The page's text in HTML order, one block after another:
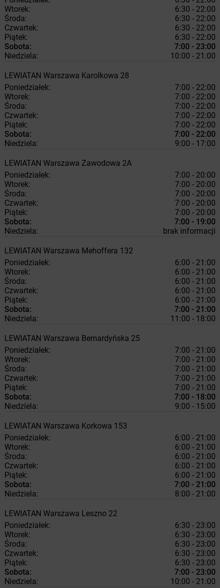
Wtorek:
6:30 - 22:00
Środa:
6:30 - 22:00
Czwartek:
6:30 - 22:00
Piątek:
6:30 - 22:00
Sobota:
7:00 - 23:00
Niedziela:
10:00 - 21:00
LEWIATAN Warszawa Karolkowa 28
Poniedziałek:
7:00 - 22:00
Wtorek:
7:00 - 22:00
Środa:
7:00 - 22:00
Czwartek:
7:00 - 22:00
Piątek:
7:00 - 22:00
Sobota:
7:00 - 22:00
Niedziela:
9:00 - 17:00
LEWIATAN Warszawa Zawodowa 2A
Poniedziałek:
7:00 - 20:00
Wtorek:
7:00 - 20:00
Środa:
7:00 - 20:00
Czwartek:
7:00 - 20:00
Piątek:
7:00 - 20:00
Sobota:
7:00 - 19:00
Niedziela:
brak informacji
LEWIATAN Warszawa Mehoffera 132
Poniedziałek:
6:00 - 21:00
Wtorek:
6:00 - 21:00
Środa:
6:00 - 21:00
Czwartek:
6:00 - 21:00
Piątek:
6:00 - 21:00
Sobota:
7:00 - 21:00
Niedziela:
11:00 - 18:00
LEWIATAN Warszawa Bernardyńska 25
Poniedziałek:
7:00 - 21:00
Wtorek:
7:00 - 21:00
Środa:
7:00 - 21:00
Czwartek:
7:00 - 21:00
Piątek:
7:00 - 21:00
Sobota:
7:00 - 18:00
Niedziela:
9:00 - 15:00
LEWIATAN Warszawa Korkowa 153
Poniedziałek:
6:00 - 21:00
Wtorek:
6:00 - 21:00
Środa:
6:00 - 21:00
Czwartek:
6:00 - 21:00
Piątek:
6:00 - 21:00
Sobota:
7:00 - 21:00
Niedziela:
8:00 - 21:00
LEWIATAN Warszawa Leszno 22
Poniedziałek:
6:30 - 23:00
Wtorek:
6:30 - 23:00
Środa:
6:30 - 23:00
Czwartek:
6:30 - 23:00
Piątek:
6:30 - 23:00
Sobota:
7:00 - 23:00
Niedziela:
10:00 - 21:00